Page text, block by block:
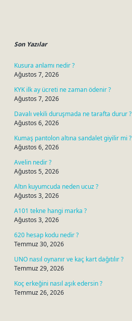
Son Yazılar
Kusura anlamı nedir ?
Ağustos 7, 2026
KYK ilk ay ücreti ne zaman ödenir ?
Ağustos 7, 2026
Davalı vekili duruşmada ne tarafta durur ?
Ağustos 6, 2026
Kumaş pantolon altına sandalet giyilir mi ?
Ağustos 6, 2026
Avelin nedir ?
Ağustos 5, 2026
Altın kuyumcuda neden ucuz ?
Ağustos 3, 2026
A101 tekne hangi marka ?
Ağustos 3, 2026
620 hesap kodu nedir ?
Temmuz 30, 2026
UNO nasıl oynanır ve kaç kart dağıtılır ?
Temmuz 29, 2026
Koç erkeğini nasıl aşık edersin ?
Temmuz 26, 2026